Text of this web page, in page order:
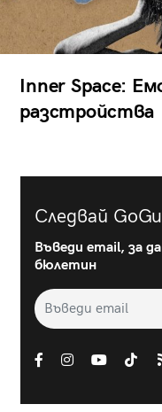
Inner Space:
разстройства
Следвай
Въведи email, за
бюлетин